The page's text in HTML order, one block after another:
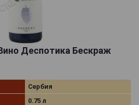
Деспотика Бескраж
Сербия
0.75 л